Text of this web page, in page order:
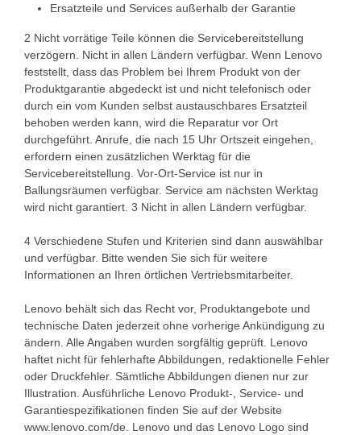
Ersatzteile und Services außerhalb der Garantie
2 Nicht vorrätige Teile können die Servicebereitstellung
verzögern. Nicht in allen Ländern verfügbar. Wenn Lenovo
feststellt, dass das Problem bei Ihrem Produkt von der
Produktgarantie abgedeckt ist und nicht telefonisch oder
durch ein vom Kunden selbst austauschbares Ersatzteil
behoben werden kann, wird die Reparatur vor Ort
durchgeführt. Anrufe, die nach 15 Uhr Ortszeit eingehen,
erfordern einen zusätzlichen Werktag für die
Servicebereitstellung. Vor-Ort-Service ist nur in
Ballungsräumen verfügbar. Service am nächsten Werktag
wird nicht garantiert. 3 Nicht in allen Ländern verfügbar.
4 Verschiedene Stufen und Kriterien sind dann auswählbar
und verfügbar. Bitte wenden Sie sich für weitere
Informationen an Ihren örtlichen Vertriebsmitarbeiter.
Lenovo behält sich das Recht vor, Produktangebote und
technische Daten jederzeit ohne vorherige Ankündigung zu
ändern. Alle Angaben wurden sorgfältig geprüft. Lenovo
haftet nicht für fehlerhafte Abbildungen, redaktionelle Fehler
oder Druckfehler. Sämtliche Abbildungen dienen nur zur
Illustration. Ausführliche Lenovo Produkt-, Service- und
Garantiespezifikationen finden Sie auf der Website
www.lenovo.com/de. Lenovo und das Lenovo Logo sind